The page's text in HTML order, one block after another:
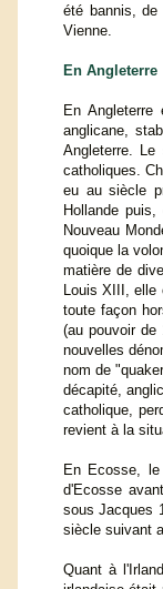
été bannis,
Vienne.
En Angleterre
En
anglicane,
Angleterre. Le
catholiques.
eu au siècle
Hollande
Nouveau
quoique la
matière de
Louis XIII, elle
toute façon
(au pouvoir
nouvelles
nom de
décapité,
catholique,
revient à la
En Ecosse,
d'Ecosse
sous Jacques
siècle suivant
Quant à